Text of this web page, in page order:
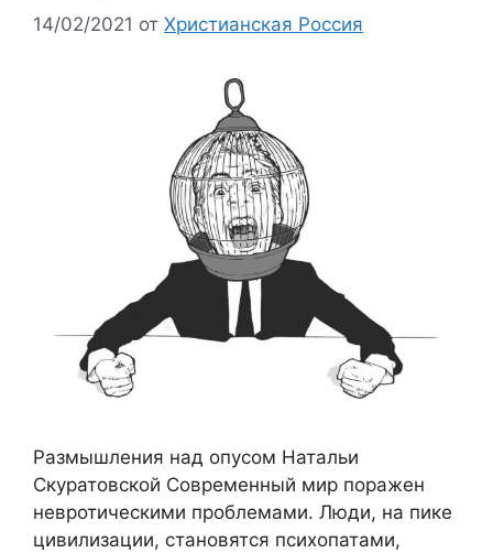
14/02/2021 от Христианская Россия
Размышления над опусом Натальи
Скуратовской Современный мир поражен
невротическими проблемами. Люди, на пике
цивилизации, становятся психопатами,